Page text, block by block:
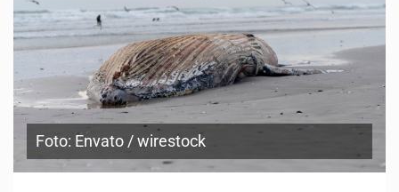
Foto: Envato / wirestock